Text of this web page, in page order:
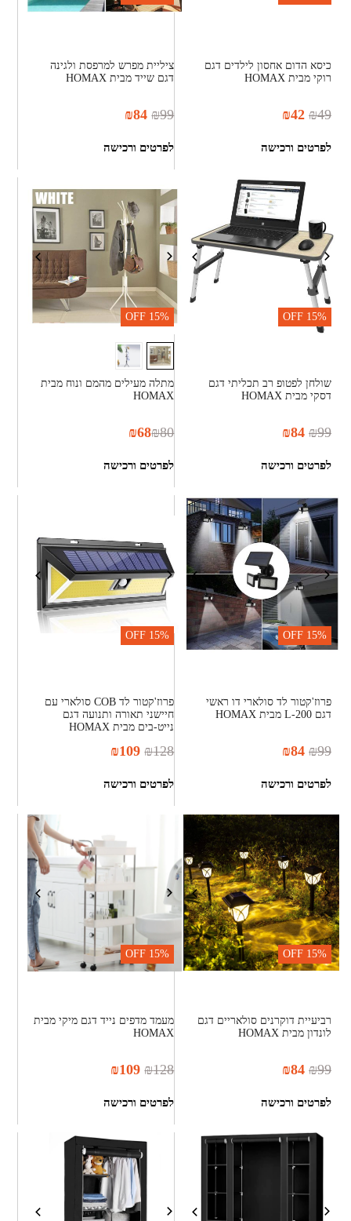
כיסא הדום אחסון לילדים דגם
רוקי מבית HOMAX
₪49
₪42
לפרטים ורכישה
ציליית מפרש למרפסת ולגינה
דגם שייד מבית HOMAX
₪99
₪84
לפרטים ורכישה
15%
OFF
שולחן לפטופ רב תכליתי דגם
דסקי מבית HOMAX
₪99
₪84
לפרטים ורכישה
15%
OFF
מתלה מעילים מהמם ונוח מבית
HOMAX
₪80
₪68
לפרטים ורכישה
15%
OFF
פרוז'קטור לד סולארי דו ראשי
דגם L-200 מבית HOMAX
₪99
₪84
לפרטים ורכישה
15%
OFF
פרוז'קטור לד COB סולארי עם
חיישני תאורה ותנועה דגם
נייט-בים מבית HOMAX
₪128
₪109
לפרטים ורכישה
15%
OFF
רביעיית דוקרנים סולאריים דגם
לונדון מבית HOMAX
₪99
₪84
לפרטים ורכישה
15%
OFF
מעמד מדפים נייד דגם מיקי מבית
HOMAX
₪128
₪109
לפרטים ורכישה